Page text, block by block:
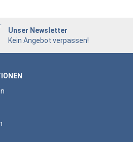
Unser Newsletter
Kein Angebot verpassen!